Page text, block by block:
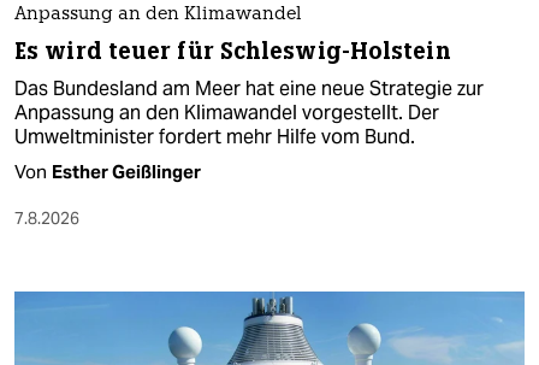
Anpassung an den Klimawandel
Es wird teuer für Schleswig-Holstein
Das Bundesland am Meer hat eine neue Strategie zur
Anpassung an den Klimawandel vorgestellt. Der
Umweltminister fordert mehr Hilfe vom Bund.
Von Esther Geißlinger
7.8.2026